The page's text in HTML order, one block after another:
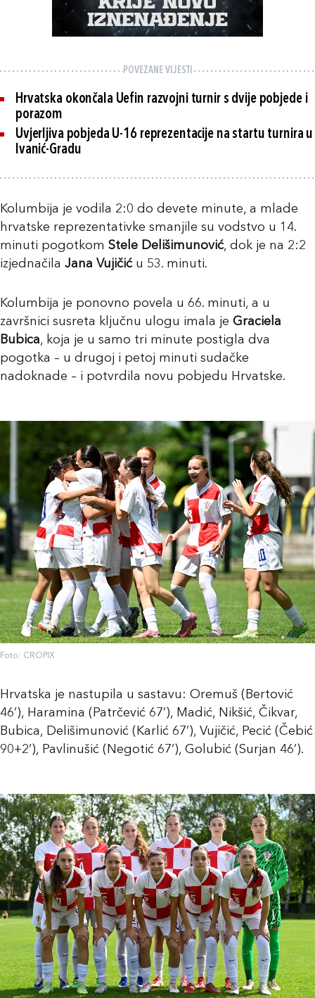
POVEZANE VIJESTI
Hrvatska okončala Uefin razvojni turnir s dvije pobjede i
porazom
Uvjerljiva pobjeda U-16 reprezentacije na startu turnira u
Ivanić-Gradu
Kolumbija je vodila 2:0 do devete minute, a mlade
hrvatske reprezentativke smanjile su vodstvo u 14.
minuti pogotkom Stele Delišimunović, dok je na 2:2
izjednačila Jana Vujičić u 53. minuti.
Kolumbija je ponovno povela u 66. minuti, a u
završnici susreta ključnu ulogu imala je Graciela
Bubica, koja je u samo tri minute postigla dva
pogotka – u drugoj i petoj minuti sudačke
nadoknade – i potvrdila novu pobjedu Hrvatske.
Foto: CROPIX
Hrvatska je nastupila u sastavu: Oremuš (Bertović
46’), Haramina (Patrčević 67’), Madić, Nikšić, Čikvar,
Bubica, Delišimunović (Karlić 67’), Vujičić, Pecić (Čebić
90+2’), Pavlinušić (Negotić 67’), Golubić (Surjan 46’).